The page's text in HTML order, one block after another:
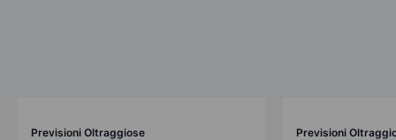
Previsioni Oltraggiose Previsioni